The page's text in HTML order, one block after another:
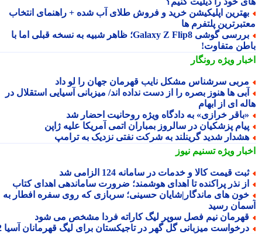
اپلیکیشن خرید و فروش طلای آب شده + راهنمای انتخاب
پلتفرم ها
بررسی گوشی Galaxy Z Flip8؛ ظاهر شبیه به نسخه قبلی اما با
متفاوت!
ویژهرونگار
سرشناس مشکل نایب قهرمان جهان را لو داد
ها هنوز بصره را از دست نداده اند/ میزبانی آسیایی استقلال در
ای از ابهام
خرازی» به دادگاه ویژه روحانیت احضار شد
پزشکیان در سالروز بمباران اتمی آمریکا علیه ژاپن
شدید گرینلند به شرکت نفتی نزدیک به ترامپ
ویژهتسنیم نیوز
قیمت کالا و خدمات در سامانه 124 الزامی شد
نذر پراکنده تا اهدای هوشمند؛ ضرورت ساماندهی اهدای کتاب
های ماندگار|شایان حسینی؛ سربازی که روی سفره افطار به
رسید
نیم فصل سوپر لیگ کاراته فردا مشخص می شود
میزبانی گل گهر در تاجیکستان برای لیگ قهرمانان آسیا 2